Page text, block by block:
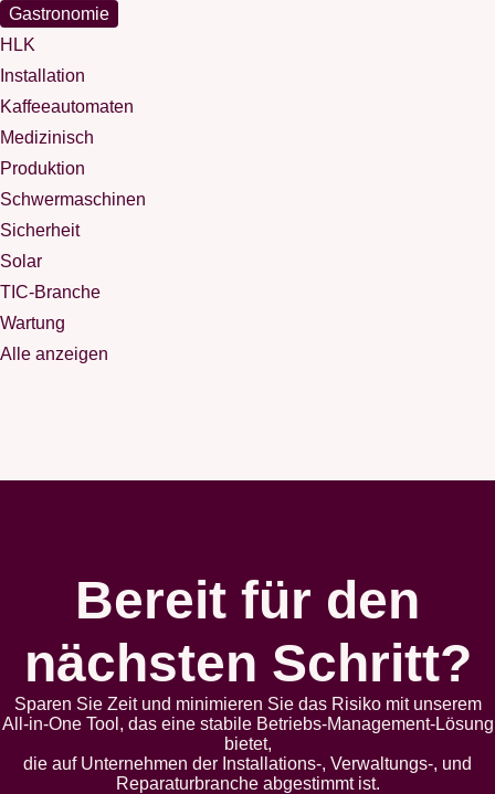
Gastronomie
HLK
Installation
Kaffeeautomaten
Medizinisch
Produktion
Schwermaschinen
Sicherheit
Solar
TIC-Branche
Wartung
Alle anzeigen
Bereit für den
nächsten Schritt?
Sparen Sie Zeit und minimieren Sie das Risiko mit unserem
All-in-One Tool, das eine stabile Betriebs-Management-Lösung
bietet,
die auf Unternehmen der Installations-, Verwaltungs-, und
Reparaturbranche abgestimmt ist.